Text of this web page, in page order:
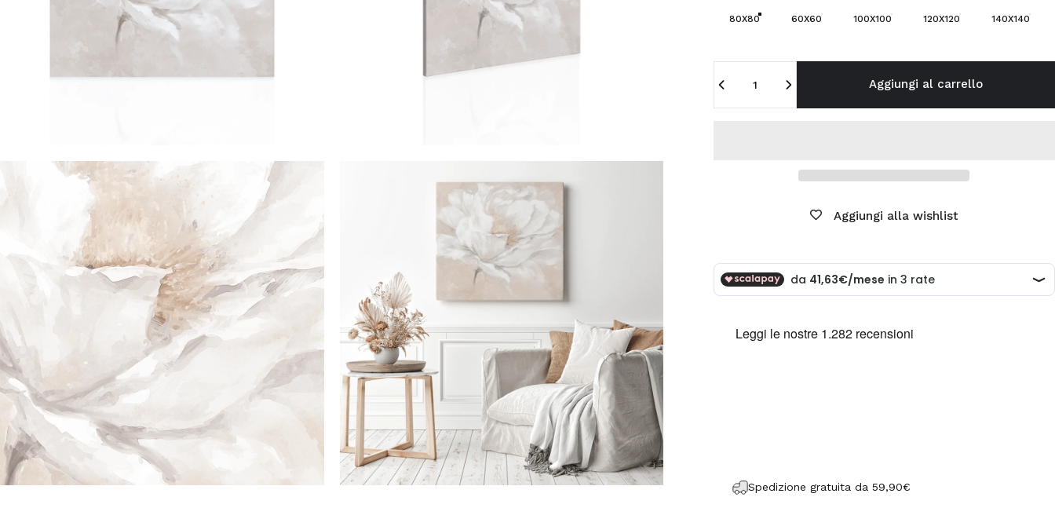
80X80 60X60 100X100 120X120 140X140
Aggiungi al carrello
Aggiungi alla wishlist
Spedizione gratuita da 59,90€